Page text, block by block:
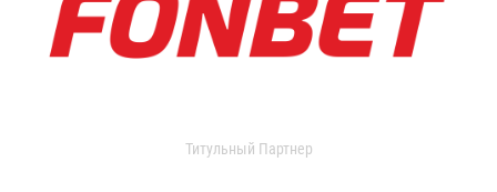
Титульный Партнер